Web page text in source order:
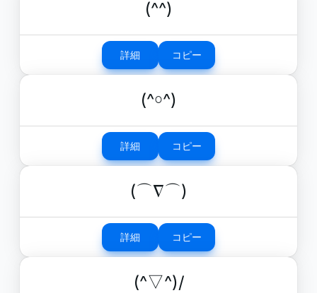
(^^)
詳細 コピー
(^￮^)
詳細 コピー
(⌒∇⌒)
詳細 コピー
(^▽^)/